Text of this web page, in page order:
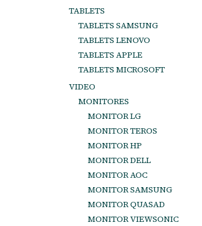
TABLETS
TABLETS SAMSUNG
TABLETS LENOVO
TABLETS APPLE
TABLETS MICROSOFT
VIDEO
MONITORES
MONITOR LG
MONITOR TEROS
MONITOR HP
MONITOR DELL
MONITOR AOC
MONITOR SAMSUNG
MONITOR QUASAD
MONITOR VIEWSONIC